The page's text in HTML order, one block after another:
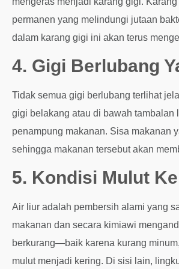
permanen yang melindungi jutaan
dalam karang gigi ini akan terus
4. Gigi Berlubang
Tidak semua gigi berlubang terlihat
gigi belakang atau di bawah tambalan
penampung makanan. Sisa makanan
sehingga makanan tersebut akan
5. Kondisi Mulut
Air liur adalah pembersih alami yang
makanan dan secara kimiawi
berkurang—baik karena kurang
mulut menjadi kering. Di sisi lain,